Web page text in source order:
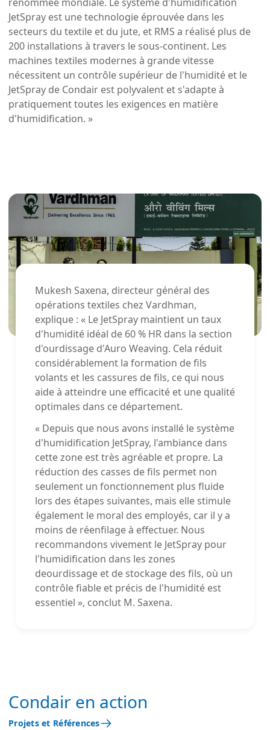
JetSpray est une technologie éprouvée dans les
secteurs du textile et du jute, et RMS a réalisé plus de
200 installations à travers le sous-continent. Les
machines textiles modernes à grande vitesse
nécessitent un contrôle supérieur de l'humidité et le
JetSpray de Condair est polyvalent et s'adapte à
pratiquement toutes les exigences en matière
d'humidification. »
Mukesh Saxena, directeur général des
opérations textiles chez Vardhman,
explique : « Le JetSpray maintient un taux
d'humidité idéal de 60 % HR dans la section
d'ourdissage d'Auro Weaving. Cela réduit
considérablement la formation de fils
volants et les cassures de fils, ce qui nous
aide à atteindre une efficacité et une qualité
optimales dans ce département.
« Depuis que nous avons installé le système
d'humidification JetSpray, l'ambiance dans
cette zone est très agréable et propre. La
réduction des casses de fils permet non
seulement un fonctionnement plus fluide
lors des étapes suivantes, mais elle stimule
également le moral des employés, car il y a
moins de réenfilage à effectuer. Nous
recommandons vivement le JetSpray pour
l'humidification dans les zones
deourdissage et de stockage des fils, où un
contrôle fiable et précis de l'humidité est
essentiel », conclut M. Saxena.
Condair en action
Projets et Références